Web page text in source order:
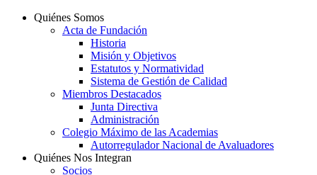
Quiénes Somos
Acta de Fundación
Historia
Misión y Objetivos
Estatutos y Normatividad
Sistema de Gestión de Calidad
Miembros Destacados
Junta Directiva
Administración
Colegio Máximo de las Academias
Autorregulador Nacional de Avaluadores
Quiénes Nos Integran
Socios